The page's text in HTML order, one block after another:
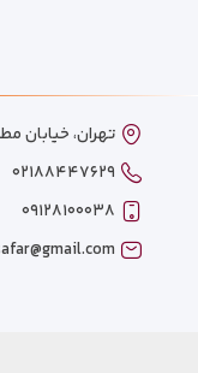
تهران، خیابان
۰۲۱۸۸۴۴۷۶۲۹
۰۹۱۲۸۱۰۰۰۳۸